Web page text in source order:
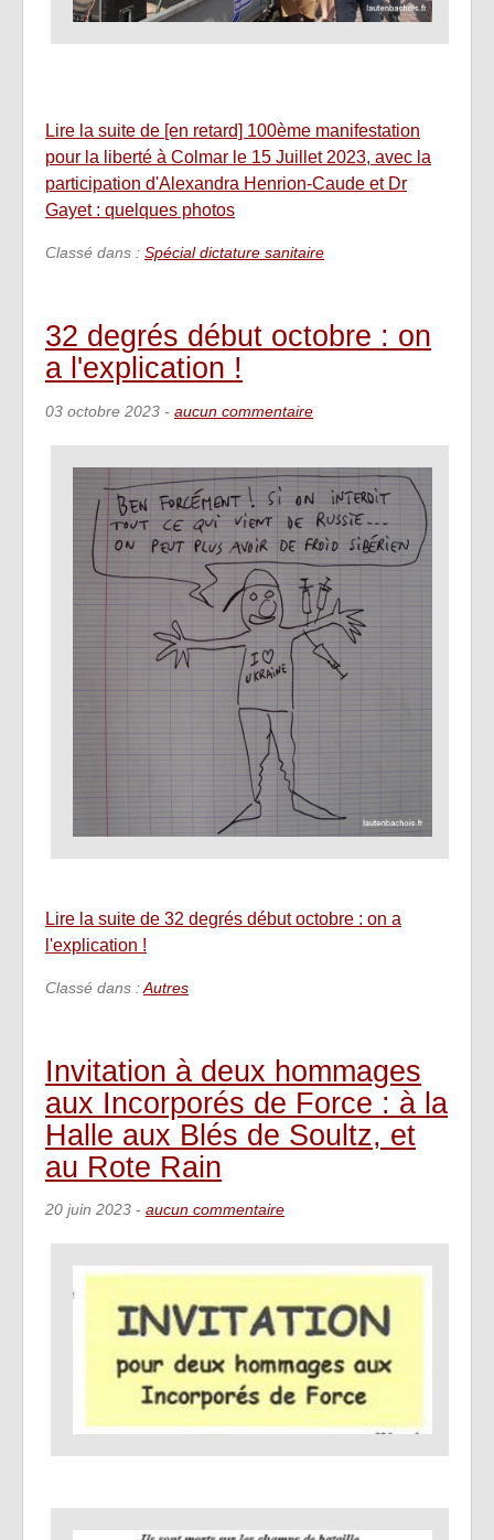
Lire la suite de [en retard] 100ème manifestation
pour la liberté à Colmar le 15 Juillet 2023, avec la
participation d'Alexandra Henrion-Caude et Dr
Gayet : quelques photos
Classé dans : Spécial dictature sanitaire
32 degrés début octobre : on
a l'explication !
03 octobre 2023 - aucun commentaire
Lire la suite de 32 degrés début octobre : on a
l'explication !
Classé dans :Autres
Invitation à deux hommages
aux Incorporés de Force : à la
Halle aux Blés de Soultz, et
au Rote Rain
20 juin 2023 - aucun commentaire